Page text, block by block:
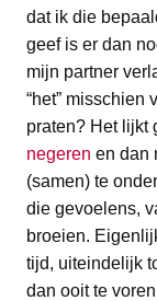
dat ik die
geef is er dan
mijn partner
“het” misschien
praten? Het lijkt
negeren en dan
(samen) te
die gevoelens,
broeien.
tijd, uiteindelijk
dan ooit te